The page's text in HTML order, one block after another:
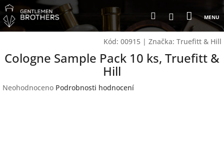
Přejít
na
obsah
HledatPřihlášení
košík
Kód: 00915 | Značka: Truefitt & Hill
Cologne Sample Pack 10 ks, Truefitt &
Hill
Průměrné
Neohodnoceno Podrobnosti hodnocení